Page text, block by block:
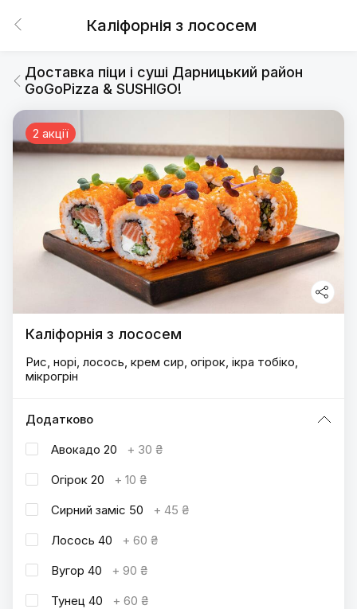
Каліфорнія з лососем
Доставка піци і суші Дарницький район
GoGoPizza & SUSHIGO!
2 акції
Каліфорнія з лососем
Рис, норі, лосось, крем сир, огірок, ікра тобіко,
мікрогрін
Додатково
Авокадо 20
+ 30 ₴
Огірок 20
+ 10 ₴
Сирний заміс 50
+ 45 ₴
Лосось 40
+ 60 ₴
Вугор 40
+ 90 ₴
Тунец 40
+ 60 ₴